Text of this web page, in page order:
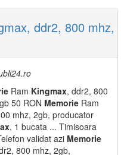
ddr2, 800 mhz,
Ram Kingmax, ddr2, 800
50 RON Memorie Ram
mhz, 2gb, producator
, 1 bucata ... Timisoara
validat azi Memorie
800 mhz, 2gb,